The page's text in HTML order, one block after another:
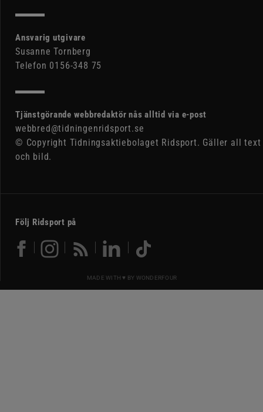
Ansvarig utgivare
Susanne Tornberg
Telefon 0156-348 75
Tjänstgörande webbredaktör nås alltid via e-post
webbred@tidningenridsport.se
© Copyright Tidningsaktiebolaget Ridsport. Gäller all text
och bild.
Följ Ridsport på
MADE WITH ♥ BY WONDERFOUR